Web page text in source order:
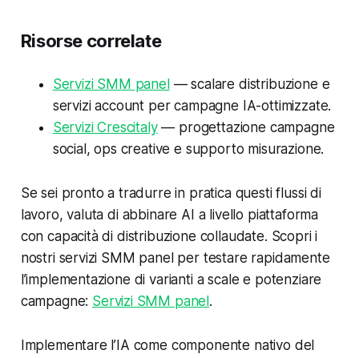
Risorse correlate
Servizi SMM panel — scalare distribuzione e
servizi account per campagne IA-ottimizzate.
Servizi Crescitaly— progettazione campagne
social, ops creative e supporto misurazione.
Se sei pronto a tradurre in pratica questi flussi di
lavoro, valuta di abbinare AI a livello piattaforma
con capacità di distribuzione collaudate. Scopri i
nostri servizi SMM panel per testare rapidamente
l’implementazione di varianti a scale e potenziare
campagne: Servizi SMM panel .
Implementare l’IA come componente nativo del